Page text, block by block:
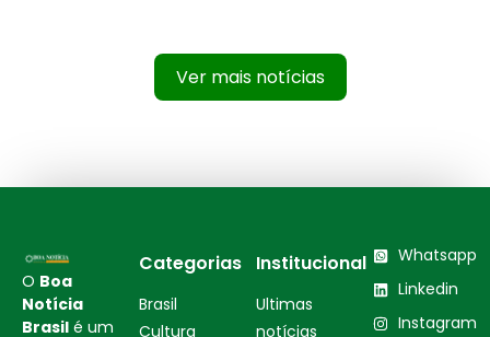
Ver mais notícias
O Boa
Notícia
Brasil é um
Categorias
Brasil
Cultura
Institucional
Ultimas
notícias
Whatsapp
Linkedin
Instagram